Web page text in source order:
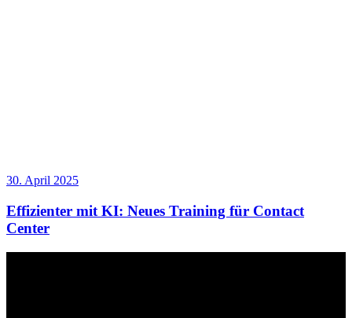
30. April 2025
Effizienter mit KI: Neues Training für Contact
Center